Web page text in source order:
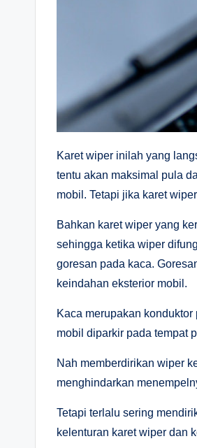
Karet wiper inilah yang
tentu akan maksimal pula
mobil. Tetapi jika karet
Bahkan karet wiper yang
sehingga ketika wiper
goresan pada kaca.
keindahan eksterior mobil.
Kaca merupakan
mobil diparkir pada tempat
Nah memberdirikan wiper
menghindarkan
Tetapi terlalu sering
kelenturan karet wiper dan